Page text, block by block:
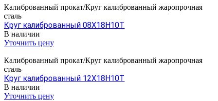
Калиброванный прокат/Круг калиброванный жаропрочная
сталь
Круг калиброванный 08Х18Н10Т
В наличии
Уточнить цену
Калиброванный прокат/Круг калиброванный жаропрочная
сталь
Круг калиброванный 12Х18Н10Т
В наличии
Уточнить цену